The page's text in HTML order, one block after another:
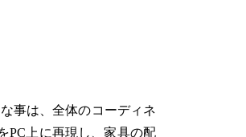
事は、全体のコーディネ
PC上に再現し、家具の配